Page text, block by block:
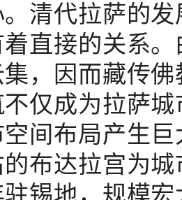
清代拉萨的
着直接的关系
，因而藏传
不仅成为拉萨
空间布局产生
的布达拉宫为
驻锡地，规模